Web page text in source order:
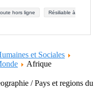
hors ligne
Résiliable à
et Sociales
Afrique
/ Pays et regions du